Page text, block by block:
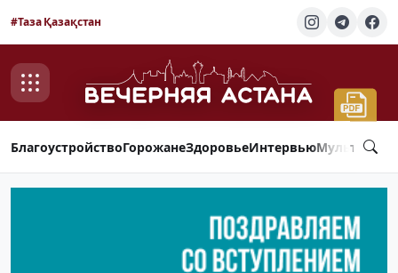
#Таза Қазақстан
БлагоустройствоГорожанеЗдоровьеИнтервью